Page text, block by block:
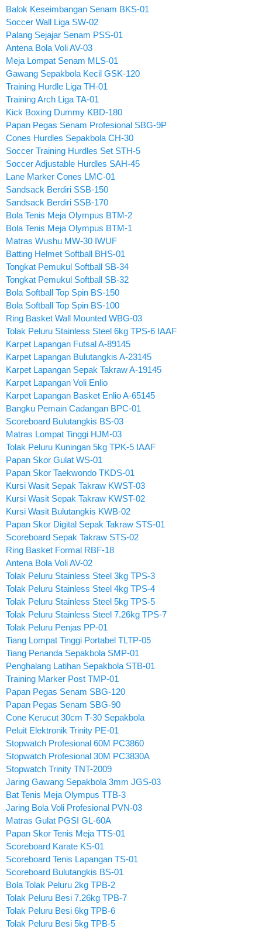
Balok Keseimbangan Senam BKS-01
Soccer Wall Liga SW-02
Palang Sejajar Senam PSS-01
Antena Bola Voli AV-03
Meja Lompat Senam MLS-01
Gawang Sepakbola Kecil GSK-120
Training Hurdle Liga TH-01
Training Arch Liga TA-01
Kick Boxing Dummy KBD-180
Papan Pegas Senam Profesional SBG-9P
Cones Hurdles Sepakbola CH-30
Soccer Training Hurdles Set STH-5
Soccer Adjustable Hurdles SAH-45
Lane Marker Cones LMC-01
Sandsack Berdiri SSB-150
Sandsack Berdiri SSB-170
Bola Tenis Meja Olympus BTM-2
Bola Tenis Meja Olympus BTM-1
Matras Wushu MW-30 IWUF
Batting Helmet Softball BHS-01
Tongkat Pemukul Softball SB-34
Tongkat Pemukul Softball SB-32
Bola Softball Top Spin BS-150
Bola Softball Top Spin BS-100
Ring Basket Wall Mounted WBG-03
Tolak Peluru Stainless Steel 6kg TPS-6 IAAF
Karpet Lapangan Futsal A-89145
Karpet Lapangan Bulutangkis A-23145
Karpet Lapangan Sepak Takraw A-19145
Karpet Lapangan Voli Enlio
Karpet Lapangan Basket Enlio A-65145
Bangku Pemain Cadangan BPC-01
Scoreboard Bulutangkis BS-03
Matras Lompat Tinggi HJM-03
Tolak Peluru Kuningan 5kg TPK-5 IAAF
Papan Skor Gulat WS-01
Papan Skor Taekwondo TKDS-01
Kursi Wasit Sepak Takraw KWST-03
Kursi Wasit Sepak Takraw KWST-02
Kursi Wasit Bulutangkis KWB-02
Papan Skor Digital Sepak Takraw STS-01
Scoreboard Sepak Takraw STS-02
Ring Basket Formal RBF-18
Antena Bola Voli AV-02
Tolak Peluru Stainless Steel 3kg TPS-3
Tolak Peluru Stainless Steel 4kg TPS-4
Tolak Peluru Stainless Steel 5kg TPS-5
Tolak Peluru Stainless Steel 7.26kg TPS-7
Tolak Peluru Penjas PP-01
Tiang Lompat Tinggi Portabel TLTP-05
Tiang Penanda Sepakbola SMP-01
Penghalang Latihan Sepakbola STB-01
Training Marker Post TMP-01
Papan Pegas Senam SBG-120
Papan Pegas Senam SBG-90
Cone Kerucut 30cm T-30 Sepakbola
Peluit Elektronik Trinity PE-01
Stopwatch Profesional 60M PC3860
Stopwatch Profesional 30M PC3830A
Stopwatch Trinity TNT-2009
Jaring Gawang Sepakbola 3mm JGS-03
Bat Tenis Meja Olympus TTB-3
Jaring Bola Voli Profesional PVN-03
Matras Gulat PGSI GL-60A
Papan Skor Tenis Meja TTS-01
Scoreboard Karate KS-01
Scoreboard Tenis Lapangan TS-01
Scoreboard Bulutangkis BS-01
Bola Tolak Peluru 2kg TPB-2
Tolak Peluru Besi 7.26kg TPB-7
Tolak Peluru Besi 6kg TPB-6
Tolak Peluru Besi 5kg TPB-5